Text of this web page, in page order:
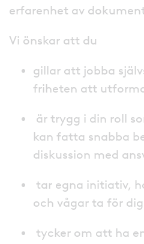
erfarenhet av
Vi önskar att du
gillar att jobba
friheten att
är trygg i din roll
kan fatta snabba
diskussion med
tar egna initiativ,
och vågar ta för dig
tycker om att ha